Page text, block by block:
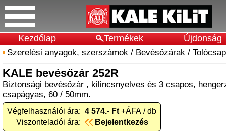
Kezdőlap Termékek Újdonság
Szerelési anyagok, szerszámok / Bevésőzárak /
KALE bevésőzár 252R
Biztonsági bevésőzár , kilincsnyelves és 3 csapos,
csapágyas, 60 / 50mm.
Végfelhasználói ára: 4 574.- Ft +ÁFA / db
Viszonteladói ára:
Bejelentkezés